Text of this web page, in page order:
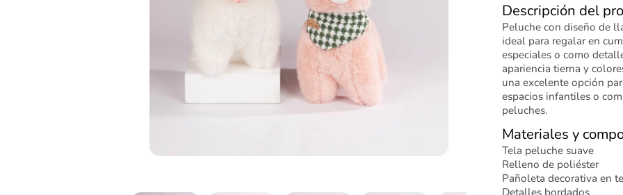
Descripción del
Peluche con diseño de
ideal para regalar en
especiales o como
apariencia tierna y
una excelente opción
espacios infantiles o
peluches.
Materiales y
Tela peluche suave
Relleno de poliéster
Pañoleta decorativa en